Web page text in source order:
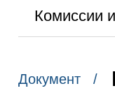
Комиссии
Документ /